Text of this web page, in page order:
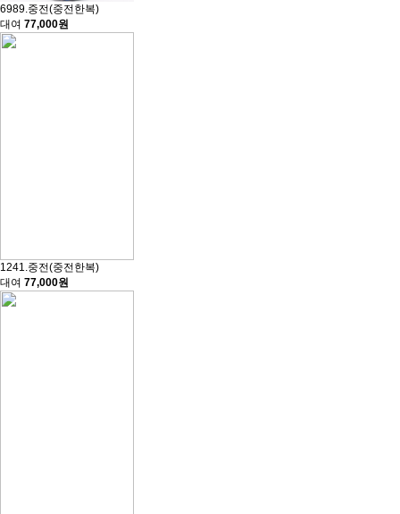
6989.중전(중전한복)
대여 77,000원
1241.중전(중전한복)
대여 77,000원